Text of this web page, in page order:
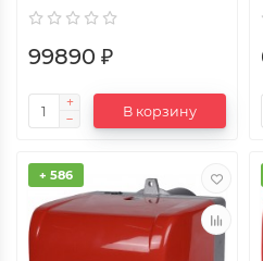
99890 ₽
В корзину
+ 586